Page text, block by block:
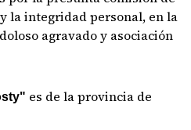
la integridad personal, en la
agravado y asociación
es de la provincia de